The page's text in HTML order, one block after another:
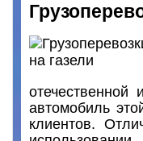
отечественной
автомобиль
клиентов.